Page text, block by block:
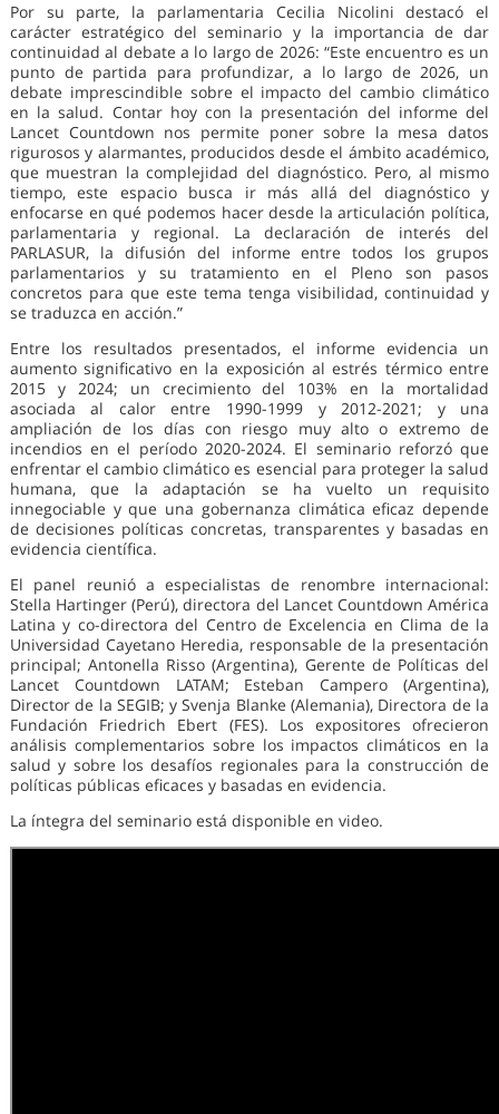
Por su parte, la parlamentaria Cecilia Nicolini destacó el
carácter estratégico del seminario y la importancia de dar
continuidad al debate a lo largo de 2026: “Este encuentro es un
punto de partida para profundizar, a lo largo de 2026, un
debate imprescindible sobre el impacto del cambio climático
en la salud. Contar hoy con la presentación del informe del
Lancet Countdown nos permite poner sobre la mesa datos
rigurosos y alarmantes, producidos desde el ámbito académico,
que muestran la complejidad del diagnóstico. Pero, al mismo
tiempo, este espacio busca ir más allá del diagnóstico y
enfocarse en qué podemos hacer desde la articulación política,
parlamentaria y regional. La declaración de interés del
PARLASUR, la difusión del informe entre todos los grupos
parlamentarios y su tratamiento en el Pleno son pasos
concretos para que este tema tenga visibilidad, continuidad y
se traduzca en acción.”
Entre los resultados presentados, el informe evidencia un
aumento significativo en la exposición al estrés térmico entre
2015 y 2024; un crecimiento del 103% en la mortalidad
asociada al calor entre 1990-1999 y 2012-2021; y una
ampliación de los días con riesgo muy alto o extremo de
incendios en el período 2020-2024. El seminario reforzó que
enfrentar el cambio climático es esencial para proteger la salud
humana, que la adaptación se ha vuelto un requisito
innegociable y que una gobernanza climática eficaz depende
de decisiones políticas concretas, transparentes y basadas en
evidencia científica.
El panel reunió a especialistas de renombre internacional:
Stella Hartinger (Perú), directora del Lancet Countdown América
Latina y co-directora del Centro de Excelencia en Clima de la
Universidad Cayetano Heredia, responsable de la presentación
principal; Antonella Risso (Argentina), Gerente de Políticas del
Lancet Countdown LATAM; Esteban Campero (Argentina),
Director de la SEGIB; y Svenja Blanke (Alemania), Directora de la
Fundación Friedrich Ebert (FES). Los expositores ofrecieron
análisis complementarios sobre los impactos climáticos en la
salud y sobre los desafíos regionales para la construcción de
políticas públicas eficaces y basadas en evidencia.
La íntegra del seminario está disponible en video.